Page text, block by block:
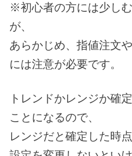
※初心者の方には少し
が、
あらかじめ、指値注文
には注意が必要です。
トレンドかレンジか確
ことになるので、
レンジだと確定した時